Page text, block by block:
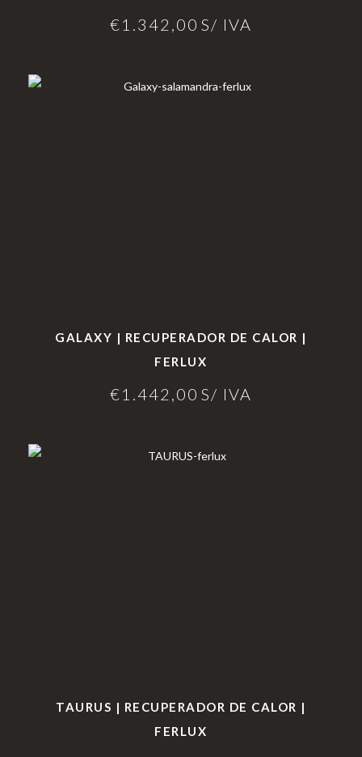
€1.342,00 S/ IVA
GALAXY | RECUPERADOR DE CALOR |
FERLUX
€1.442,00 S/ IVA
TAURUS | RECUPERADOR DE CALOR |
FERLUX